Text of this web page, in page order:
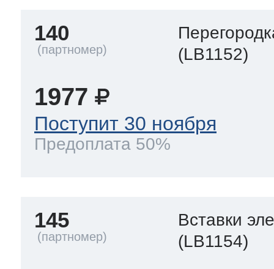
140
(LB1152)
1977
Поступит 30 ноября
Предоплата 50%
145
Вставки
(LB1154)